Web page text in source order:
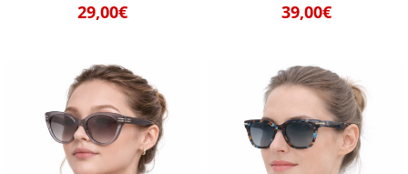
29,00€ 39,00€